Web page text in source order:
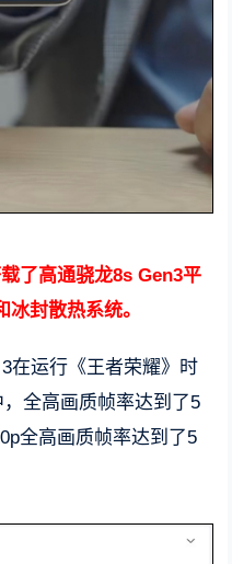
了高通骁龙8s Gen3平
封散热系统。
在运行《王者荣耀》时
全高画质帧率达到了5
全高画质帧率达到了5